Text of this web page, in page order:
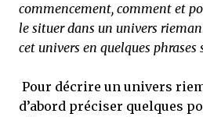
commencement, comment et
le situer dans un univers
cet univers en quelques phrases
Pour décrire un univers
d’abord préciser quelques